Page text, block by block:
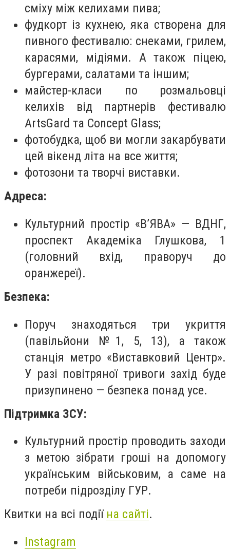
сміху між келихами пива;
фудкорт із кухнею, яка створена для
пивного фестивалю: снеками, грилем,
карасями, мідіями. А також піцею,
бургерами, салатами та іншим;
майстер-класи по розмальовці
келихів від партнерів фестивалю
ArtsGard та Сoncept Glass;
фотобудка, щоб ви могли закарбувати
цей вікенд літа на все життя;
фотозони та творчі виставки.
Адреса:
Культурний простір «В’ЯВА» — ВДНГ,
проспект Академіка Глушкова, 1
(головний вхід, праворуч до
оранжереї).
Безпека:
Поруч знаходяться три укриття
(павільйони №1, 5, 13), а також
станція метро «Виставковий Центр».
У разі повітряної тривоги захід буде
призупинено — безпека понад усе.
Підтримка ЗСУ:
Культурний простір проводить заходи
з метою зібрати гроші на допомогу
українським військовим, а саме на
потреби підрозділу ГУР.
Квитки на всі події на сайті.
Instagram